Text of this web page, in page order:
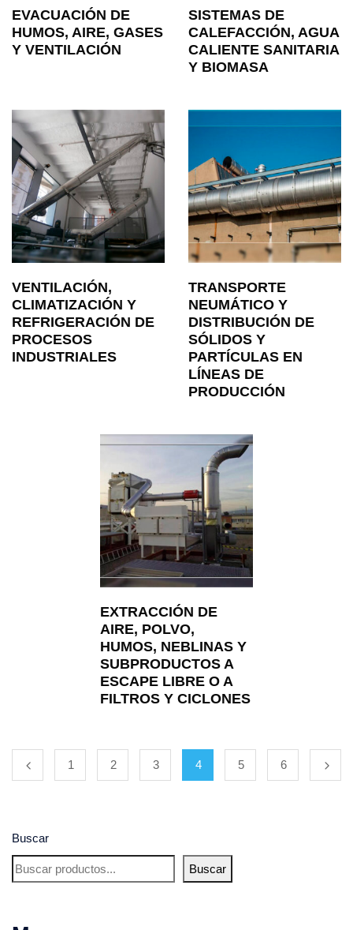
Buscar
Buscar
EVACUACIÓN DE
HUMOS, AIRE, GASES
Y VENTILACIÓN
SISTEMAS DE
CALEFACCIÓN, AGUA
CALIENTE SANITARIA
Y BIOMASA
VENTILACIÓN,
CLIMATIZACIÓN Y
REFRIGERACIÓN DE
PROCESOS
INDUSTRIALES
TRANSPORTE
NEUMÁTICO Y
DISTRIBUCIÓN DE
SÓLIDOS Y
PARTÍCULAS EN
LÍNEAS DE
PRODUCCIÓN
EXTRACCIÓN DE
AIRE, POLVO,
HUMOS, NEBLINAS Y
SUBPRODUCTOS A
ESCAPE LIBRE O A
FILTROS Y CICLONES
1 2 3 4 5 6